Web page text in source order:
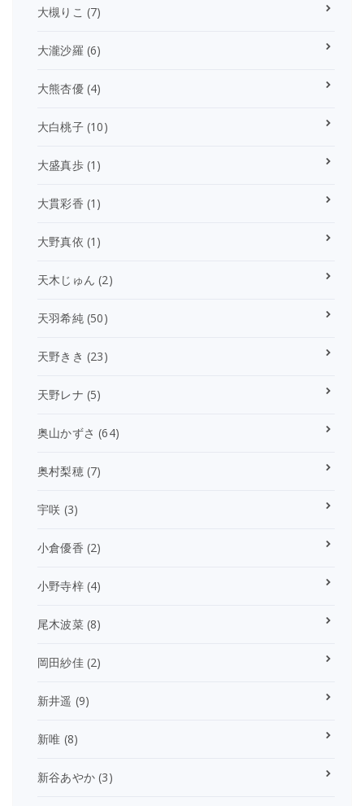
大槻りこ (7)
大瀧沙羅 (6)
大熊杏優(4)
大白桃子(10)
大盛真歩(1)
大貫彩香 (1)
大野真依 (1)
天木じゅん (2)
天羽希純(50)
天野きき (23)
天野レナ (5)
奥山かずさ (64)
奥村梨穂(7)
宇咲 (3)
小倉優香 (2)
小野寺梓(4)
尾木波菜(8)
岡田紗佳(2)
新井遥 (9)
新唯 (8)
新谷あやか (3)